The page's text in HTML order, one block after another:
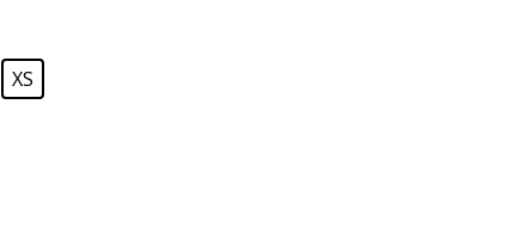
XS